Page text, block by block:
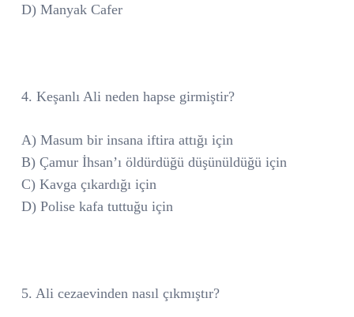
D) Manyak Cafer
4. Keşanlı Ali neden hapse girmiştir?
A) Masum bir insana iftira attığı için
B) Çamur İhsan’ı öldürdüğü düşünüldüğü için
C) Kavga çıkardığı için
D) Polise kafa tuttuğu için
5. Ali cezaevinden nasıl çıkmıştır?